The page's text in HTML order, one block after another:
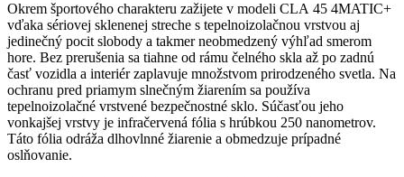
Okrem športového charakteru zažijete v modeli CLA 45 4MATIC+
vďaka sériovej sklenenej streche s tepelnoizolačnou vrstvou aj
jedinečný pocit slobody a takmer neobmedzený výhľad smerom
hore. Bez prerušenia sa tiahne od rámu čelného skla až po zadnú
časť vozidla a interiér zaplavuje množstvom prirodzeného svetla. Na
ochranu pred priamym slnečným žiarením sa používa
tepelnoizolačné vrstvené bezpečnostné sklo. Súčasťou jeho
vonkajšej vrstvy je infračervená fólia s hrúbkou 250 nanometrov.
Táto fólia odráža dlhovlnné žiarenie a obmedzuje prípadné
oslňovanie.